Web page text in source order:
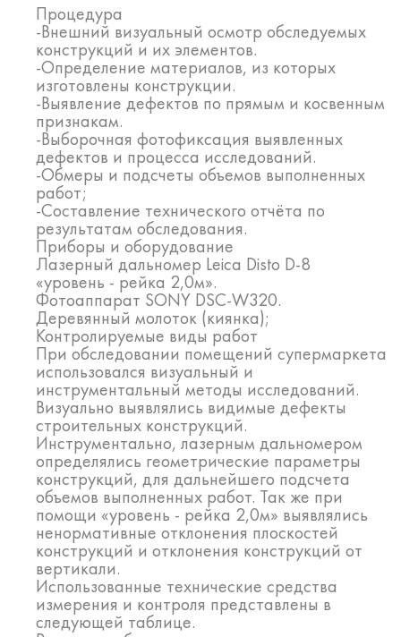
Процедура
-Внешний визуальный осмотр обследуемых
конструкций и их элементов.
-Определение материалов, из которых
изготовлены конструкции.
-Выявление дефектов по прямым и косвенным
признакам.
-Выборочная фотофиксация выявленных
дефектов и процесса исследований.
-Обмеры и подсчеты объемов выполненных
работ;
-Составление технического отчёта по
результатам обследования.
Приборы и оборудование
Лазерный дальномер Leica Disto D-8
«уровень - рейка 2,0м».
Фотоаппарат SONY DSC-W320.
Деревянный молоток (киянка);
Контролируемые виды работ
При обследовании помещений супермаркета
использовался визуальный и
инструментальный методы исследований.
Визуально выявлялись видимые дефекты
строительных конструкций.
Инструментально, лазерным дальномером
определялись геометрические параметры
конструкций, для дальнейшего подсчета
объемов выполненных работ. Так же при
помощи «уровень - рейка 2,0м» выявлялись
ненормативные отклонения плоскостей
конструкций и отклонения конструкций от
вертикали.
Использованные технические средства
измерения и контроля представлены в
следующей таблице.